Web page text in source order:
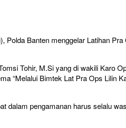
Banten menggelar Latihan
Tohir, M.Si yang di wakili Karo
“Melalui Bimtek Lat Pra Ops
dalam pengamanan harus selalu